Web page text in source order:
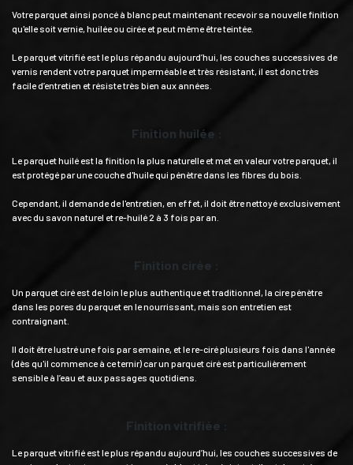
Votre parquet ainsi poncé à blanc peut maintenant recevoir sa nouvelle finition
qu'elle soit vernie, huilée ou cirée et peut même être teintée.
Le parquet vitrifié est le plus répandu aujourd’hui, les couches successives de
vernis rendent votre parquet imperméable et très résistant, il est donc très
facile d’entretien et résiste très bien aux années.
Finition huilée :
Le parquet huilé est la finition la plus naturelle et met en valeur votre parquet, il
est protégé par une couche d'huile qui pénètre dans les fibres du bois.
Cependant, il demande de l'entretien, en effet, il doit être nettoyé exclusivement
avec du savon naturel et re-huilé 2 à 3 fois par an.
Finition cirée :
Un parquet ciré est de loin le plus authentique et traditionnel, la cire pénètre
dans les pores du parquet en le nourrissant, mais son entretien est
contraignant.
Il doit être lustré une fois par semaine, et le re-ciré plusieurs fois dans l'année
(dès qu'il commence à ce ternir) car un parquet ciré est particulièrement
sensible à l’eau et aux passages quotidiens.
Finition vitrifiée :
Le parquet vitrifié est le plus répandu aujourd’hui, les couches successives de